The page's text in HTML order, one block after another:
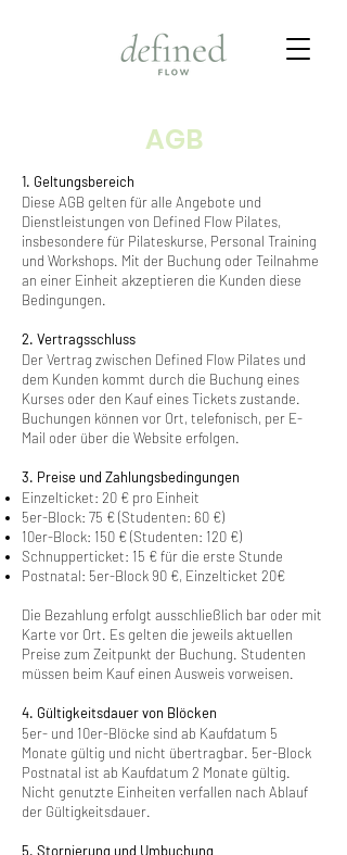
AGB
1. Geltungsbereich
Diese AGB gelten für alle Angebote und
Dienstleistungen von Defined Flow Pilates,
insbesondere für Pilateskurse, Personal Training
und Workshops. Mit der Buchung oder Teilnahme
an einer Einheit akzeptieren die Kunden diese
Bedingungen.
2. Vertragsschluss
Der Vertrag zwischen Defined Flow Pilates und
dem Kunden kommt durch die Buchung eines
Kurses oder den Kauf eines Tickets zustande.
Buchungen können vor Ort, telefonisch, per E-
Mail oder über die Website erfolgen.
3. Preise und Zahlungsbedingungen
Einzelticket: 20 € pro Einheit
5er-Block: 75 € (Studenten: 60 €)
10er-Block: 150 € (Studenten: 120 €)
Schnupperticket: 15 € für die erste Stunde
Postnatal: 5er-Block 90 €, Einzelticket 20€
Die Bezahlung erfolgt ausschließlich bar oder mit
Karte vor Ort. Es gelten die jeweils aktuellen
Preise zum Zeitpunkt der Buchung. Studenten
müssen beim Kauf einen Ausweis vorweisen.
4. Gültigkeitsdauer von Blöcken
5er- und 10er-Blöcke sind ab Kaufdatum 5
Monate gültig und nicht übertragbar. 5er-Block
Postnatal ist ab Kaufdatum 2 Monate gültig.
Nicht genutzte Einheiten verfallen nach Ablauf
der Gültigkeitsdauer.
5. Stornierung und Umbuchung